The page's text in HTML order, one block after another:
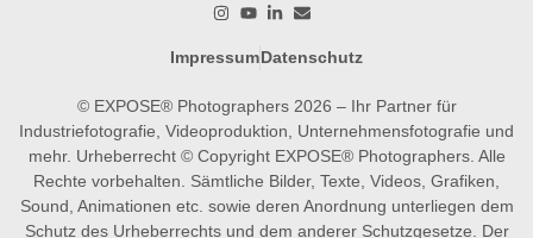
ImpressumDatenschutz
© EXPOSE® Photographers 2026 – Ihr Partner für
Industriefotografie, Videoproduktion, Unternehmensfotografie und
mehr. Urheberrecht © Copyright EXPOSE® Photographers. Alle
Rechte vorbehalten. Sämtliche Bilder, Texte, Videos, Grafiken,
Sound, Animationen etc. sowie deren Anordnung unterliegen dem
Schutz des Urheberrechts und dem anderer Schutzgesetze. Der